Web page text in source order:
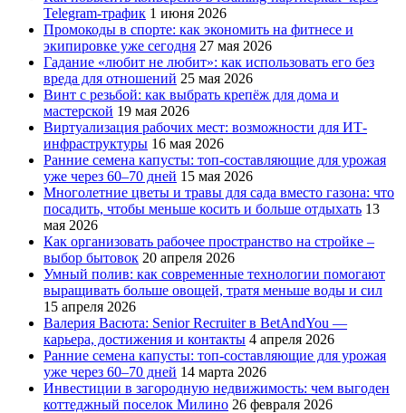
Telegram-трафик 1 июня 2026
Промокоды в спорте: как экономить на фитнесе и
экипировке уже сегодня 27 мая 2026
Гадание «любит не любит»: как использовать его без
вреда для отношений 25 мая 2026
Винт с резьбой: как выбрать крепёж для дома и
мастерской 19 мая 2026
Виртуализация рабочих мест: возможности для ИТ-
инфраструктуры 16 мая 2026
Ранние семена капусты: топ‑составляющие для урожая
уже через 60–70 дней 15 мая 2026
Многолетние цветы и травы для сада вместо газона: что
посадить, чтобы меньше косить и больше отдыхать 13
мая 2026
Как организовать рабочее пространство на стройке –
выбор бытовок 20 апреля 2026
Умный полив: как современные технологии помогают
выращивать больше овощей, тратя меньше воды и сил
15 апреля 2026
Валерия Васюта: Senior Recruiter в BetAndYou —
карьера, достижения и контакты 4 апреля 2026
Ранние семена капусты: топ‑составляющие для урожая
уже через 60–70 дней 14 марта 2026
Инвестиции в загородную недвижимость: чем выгоден
коттеджный поселок Милино 26 февраля 2026